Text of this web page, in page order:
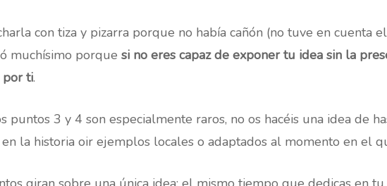
con tiza y pizarra porque no había cañón (no tuve en cuenta
muchísimo porque si no eres capaz de exponer tu idea sin la
por ti.
puntos 3 y 4 son especialmente raros, no os hacéis una idea de
la historia oir ejemplos locales o adaptados al momento en el